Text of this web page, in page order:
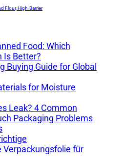
Flour, High-Barrier
Food: Which
Is Better?
Buying Guide for Global
for Moisture
Leak? 4 Common
Packaging Problems
für